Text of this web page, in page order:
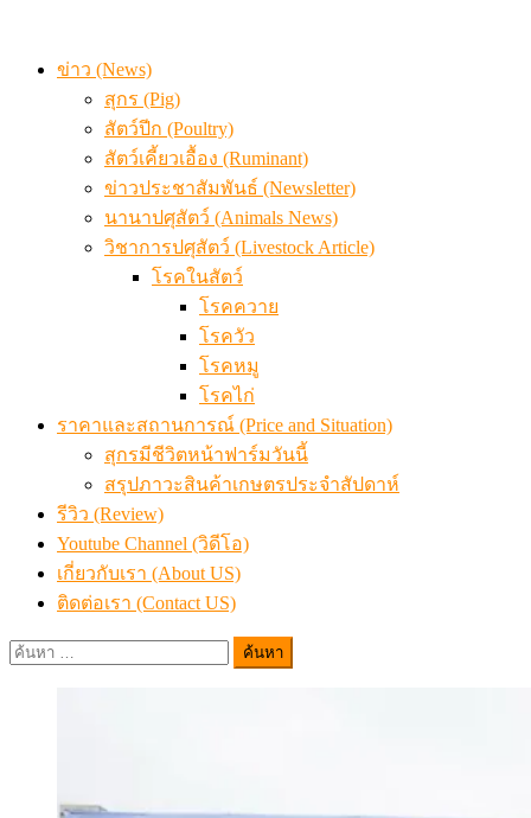
ข่าว (News)
สุกร (Pig)
สัตว์ปีก (Poultry)
สัตว์เคี้ยวเอื้อง (Ruminant)
ข่าวประชาสัมพันธ์ (Newsletter)
นานาปศุสัตว์ (Animals News)
วิชาการปศุสัตว์ (Livestock Article)
โรคในสัตว์
โรคควาย
โรควัว
โรคหมู
โรคไก่
ราคาและสถานการณ์ (Price and Situation)
สุกรมีชีวิตหน้าฟาร์มวันนี้
สรุปภาวะสินค้าเกษตรประจำสัปดาห์
รีวิว (Review)
Youtube Channel (วิดีโอ)
เกี่ยวกับเรา (About US)
ติดต่อเรา (Contact US)
ค้นหา